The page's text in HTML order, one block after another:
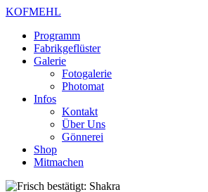
KOFMEHL
Programm
Fabrikgeflüster
Galerie
Fotogalerie
Photomat
Infos
Kontakt
Über Uns
Gönnerei
Shop
Mitmachen